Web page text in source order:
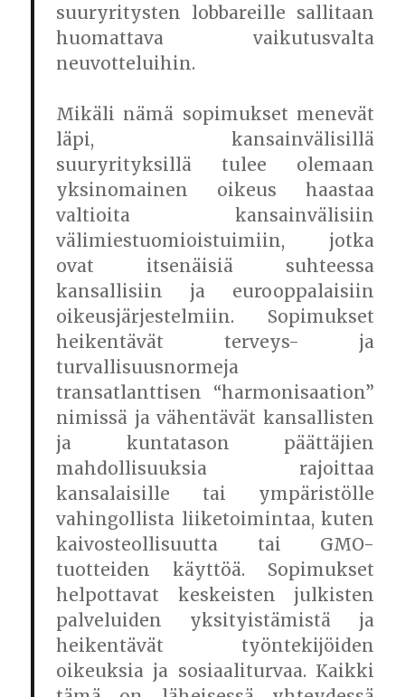
suuryritysten lobbareille sallitaan
huomattava vaikutusvalta
neuvotteluihin.
Mikäli nämä sopimukset menevät
läpi, kansainvälisillä
suuryrityksillä tulee olemaan
yksinomainen oikeus haastaa
valtioita kansainvälisiin
välimiestuomioistuimiin, jotka
ovat itsenäisiä suhteessa
kansallisiin ja eurooppalaisiin
oikeusjärjestelmiin. Sopimukset
heikentävät terveys- ja
turvallisuusnormeja
transatlanttisen “harmonisaation”
nimissä ja vähentävät kansallisten
ja kuntatason päättäjien
mahdollisuuksia rajoittaa
kansalaisille tai ympäristölle
vahingollista liiketoimintaa, kuten
kaivosteollisuutta tai GMO-
tuotteiden käyttöä. Sopimukset
helpottavat keskeisten julkisten
palveluiden yksityistämistä ja
heikentävät työntekijöiden
oikeuksia ja sosiaaliturvaa. Kaikki